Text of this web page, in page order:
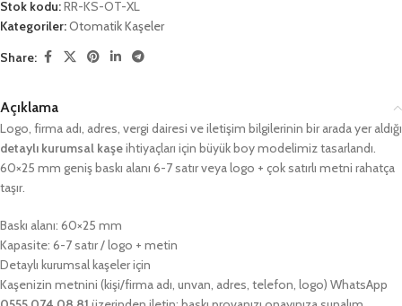
Stok kodu:RR-KS-OT-XL
Kategoriler:Otomatik Kaşeler
Share:
Açıklama
Logo, firma adı, adres, vergi dairesi ve iletişim bilgilerinin bir arada yer aldığı
detaylı kurumsal kaşeihtiyaçları için büyük boy modelimiz tasarlandı.
60×25 mm geniş baskı alanı 6-7 satır veya logo + çok satırlı metni rahatça
taşır.
Baskı alanı: 60×25 mm
Kapasite: 6-7 satır / logo + metin
Detaylı kurumsal kaşeler için
Kaşenizin metnini (kişi/firma adı, unvan, adres, telefon, logo) WhatsApp